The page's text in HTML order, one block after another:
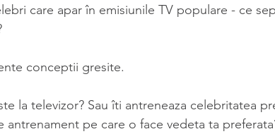
care apar în emisiunile TV populare - ce
conceptii gresite.
la televizor? Sau îti antreneaza celebritatea
antrenament pe care o face vedeta ta